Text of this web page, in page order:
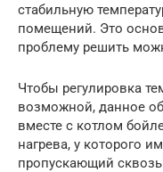
стабильную
помещений. Это
проблему решить
Чтобы регулировка
возможной, данное
вместе с котлом
нагрева, у которого
пропускающий сквозь